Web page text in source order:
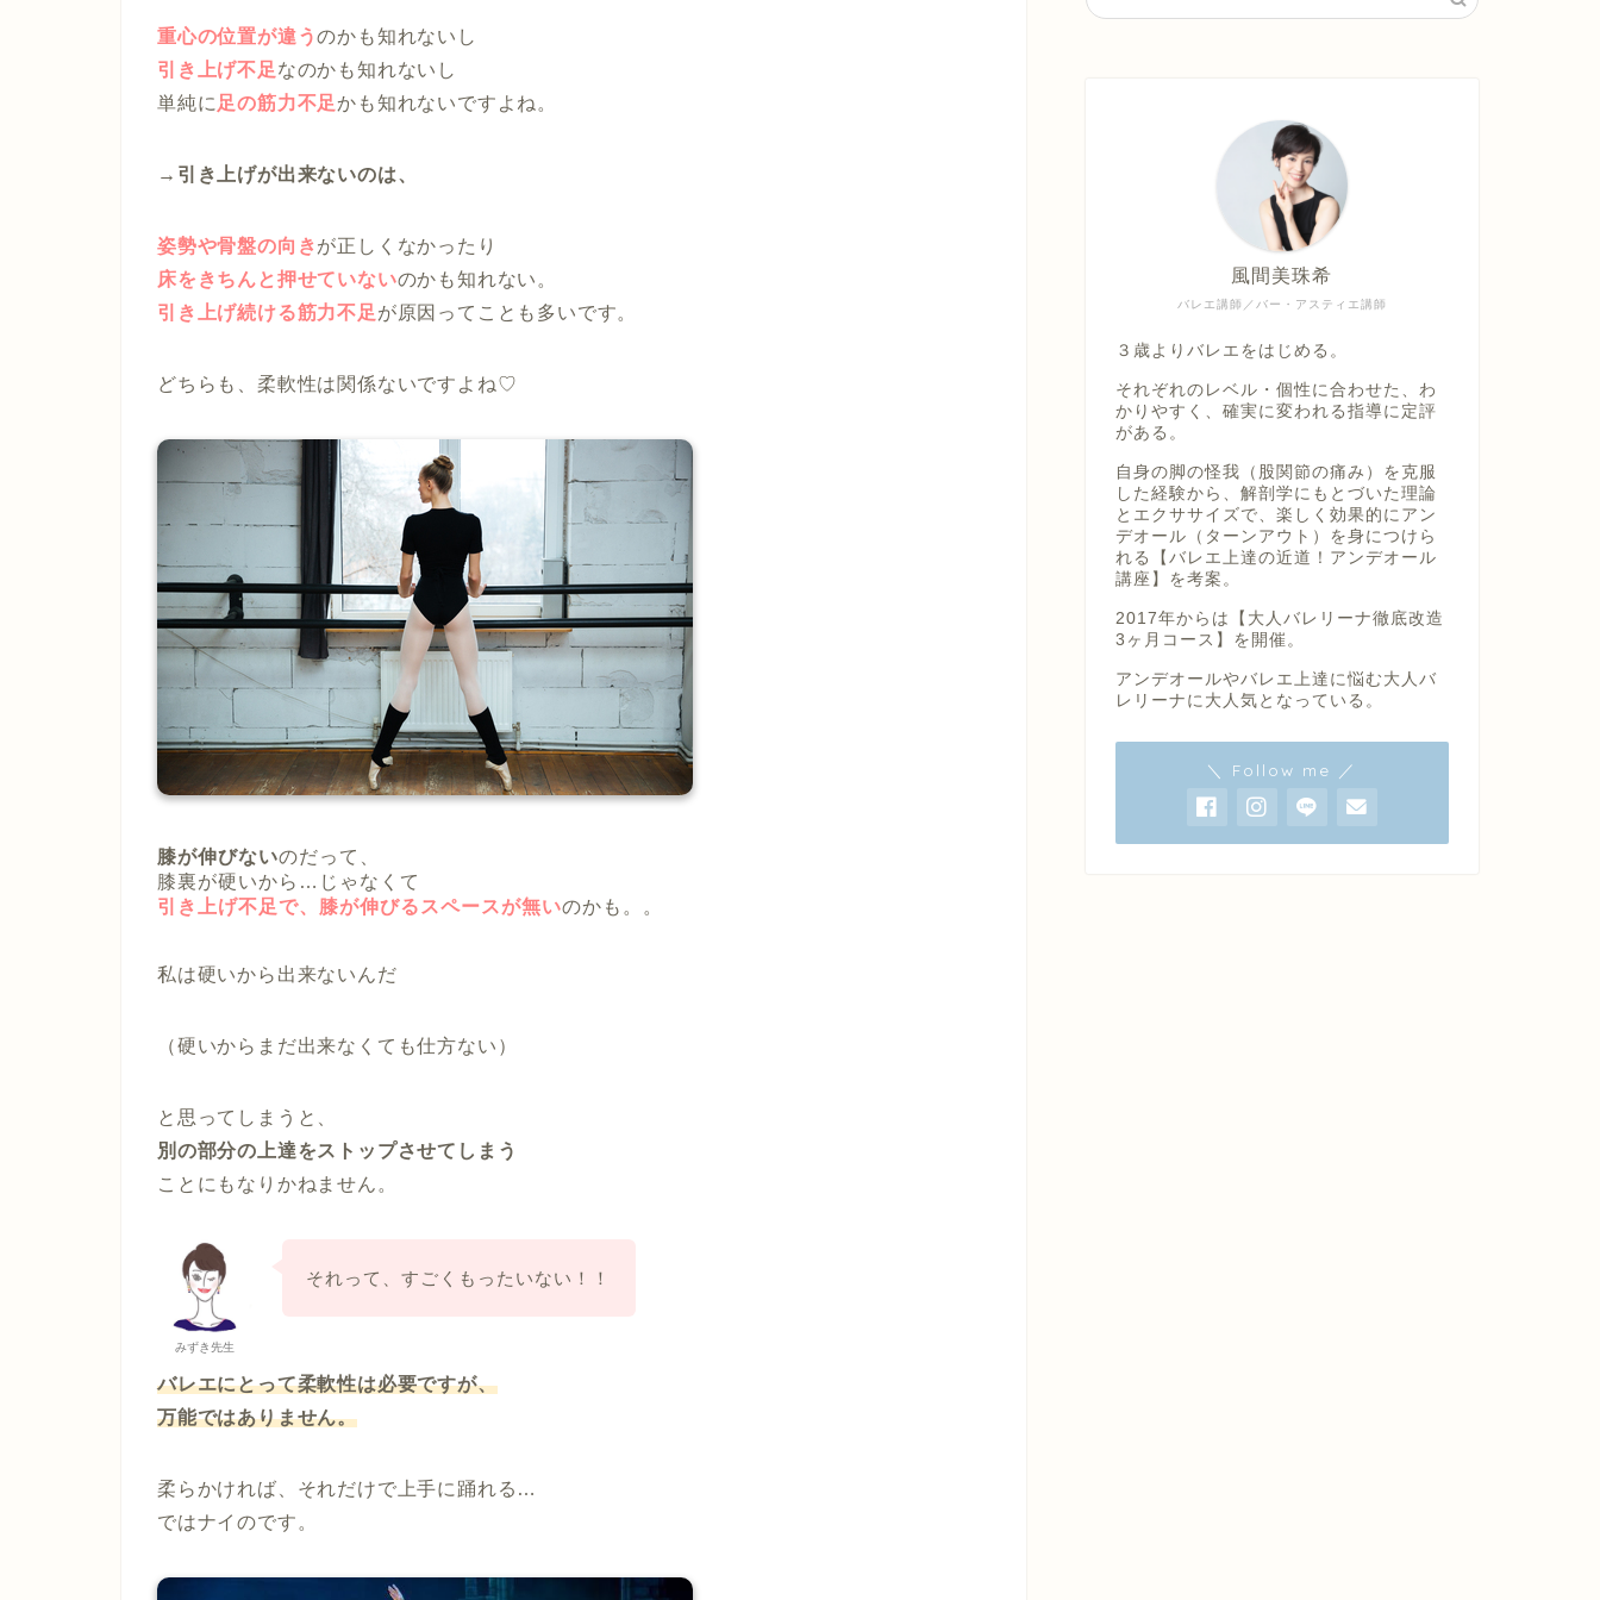
重心の位置が違うのかも知れないし
引き上げ不足 なのかも知れないし
単純に 足の筋力不足かも知れないですよね。
→引き上げが出来ないのは、
姿勢や骨盤の向き が正しくなかったり
床をきちんと押せていないのかも知れない。
引き上げ続ける筋力不足 が原因ってことも多いです。
どちらも、柔軟性は関係ないですよね♡
膝が伸びないのだって、
膝裏が硬いから…じゃなくて
引き上げ不足で、膝が伸びるスペースが無いのかも。。
私は硬いから出来ないんだ
（硬いからまだ出来なくても仕方ない）
と思ってしまうと、
別の部分の上達をストップさせてしまう
ことにもなりかねません。
みずき先生
それって、すごくもったいない！！
バレエにとって柔軟性は必要ですが、
万能ではありません。
柔らかければ、それだけで上手に踊れる…
ではナイのです。
バレエ講師／バー・アスティエ講師
風間美珠希
３歳よりバレエをはじめる。
それぞれのレベル・個性に合わせた、わ
かりやすく、確実に変われる指導に定評
がある。
自身の脚の怪我（股関節の痛み）を克服
した経験から、解剖学にもとづいた理論
とエクササイズで、楽しく効果的にアン
デオール（ターンアウト）を身につけら
れる【バレエ上達の近道！アンデオール
講座】を考案。
2017年からは【大人バレリーナ徹底改造
3ヶ月コース】を開催。
アンデオールやバレエ上達に悩む大人バ
レリーナに大人気となっている。
＼ Follow me ／